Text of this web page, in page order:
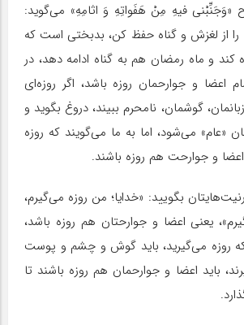
«وَجَنِّبْنی فیهِ مِنْ هَفَواتِهِ وَ اثامِهِ» می‌گوید:
را از لغزش و گناه حفظ کن، بدبختی است که
کند و ماه رمضان هم به گناه ادامه دهد، در
اعضا و جوارحمان روزه باشد، اگر روزه‌ای
گوشمان، نامحرم ببیند، دروغ بگوید و
«عام» می‌شود، اما به ما می‌گویند که روزه
و جوارحت هم روزه باشند.
بگویید: «خدایا؛ من روزه می‌گیرم،
یعنی اعضا و جوارحتان هم روزه باشد،
روزه می‌گیرید، باید گوش و چشم و پوست
باید اعضا و جوارحمان هم روزه باشند تا